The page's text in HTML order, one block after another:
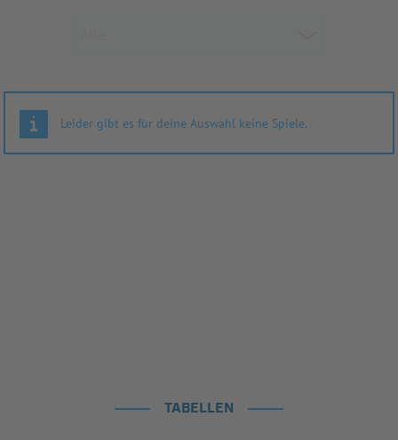
Leider gibt es für deine Auswahl keine Spiele.
TABELLEN